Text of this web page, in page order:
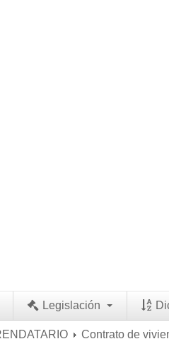
Legislación
Contrato de